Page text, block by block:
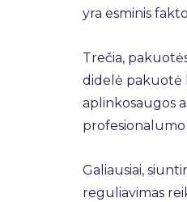
yra esminis
Trečia,
didelė pakuotė
aplinkosaugos
Galiausiai,
reguliavimas